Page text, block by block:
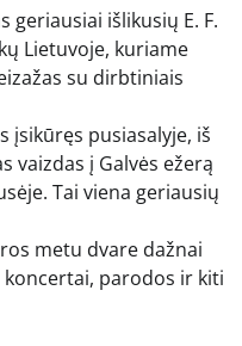
geriausiai išlikusių E. F.
Lietuvoje, kuriame
su dirbtiniais
įsikūręs pusiasalyje, iš
vaizdas į Galvės ežerą
Tai viena geriausių
metu dvare dažnai
koncertai, parodos ir kiti